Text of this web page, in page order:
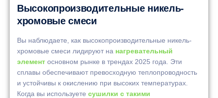
Высокопроизводительные никель-
хромовые смеси
Вы наблюдаете, как высокопроизводительные никель-
хромовые смеси лидируют на нагревательный
элемент основном рынке в трендах 2025 года. Эти
сплавы обеспечивают превосходную теплопроводность
и устойчивы к окислению при высоких температурах.
Когда вы используете сушилки с такими